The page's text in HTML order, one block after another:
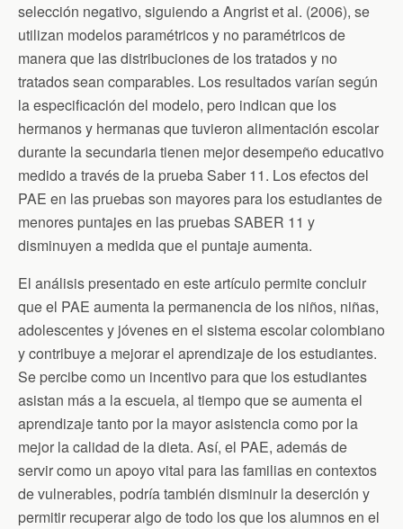
selección negativo, siguiendo a Angrist et al. (2006), se
utilizan modelos paramétricos y no paramétricos de
manera que las distribuciones de los tratados y no
tratados sean comparables. Los resultados varían según
la especificación del modelo, pero indican que los
hermanos y hermanas que tuvieron alimentación escolar
durante la secundaria tienen mejor desempeño educativo
medido a través de la prueba Saber 11. Los efectos del
PAE en las pruebas son mayores para los estudiantes de
menores puntajes en las pruebas SABER 11 y
disminuyen a medida que el puntaje aumenta.
El análisis presentado en este artículo permite concluir
que el PAE aumenta la permanencia de los niños, niñas,
adolescentes y jóvenes en el sistema escolar colombiano
y contribuye a mejorar el aprendizaje de los estudiantes.
Se percibe como un incentivo para que los estudiantes
asistan más a la escuela, al tiempo que se aumenta el
aprendizaje tanto por la mayor asistencia como por la
mejor la calidad de la dieta. Así, el PAE, además de
servir como un apoyo vital para las familias en contextos
de vulnerables, podría también disminuir la deserción y
permitir recuperar algo de todo los que los alumnos en el